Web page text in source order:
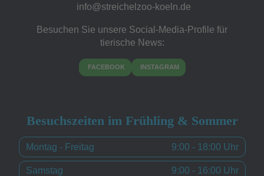
Besuchen Sie unsere Social-Media-Profile für
tierische News:
FACEBOOK INSTAGRAM
Besuchszeiten im Frühling & Sommer
Montag - Freitag 9:00 - 18:00 Uhr
Samstag 9:00 - 16:00 Uhr